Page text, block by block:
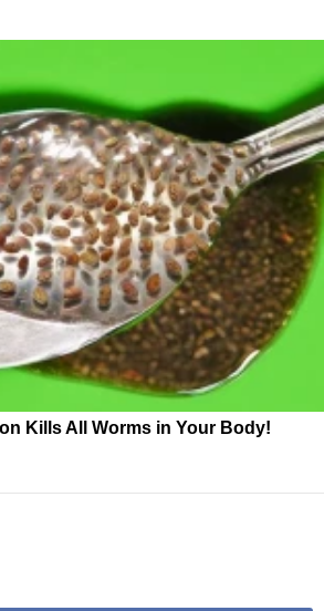
Kills All Worms in Your Body!